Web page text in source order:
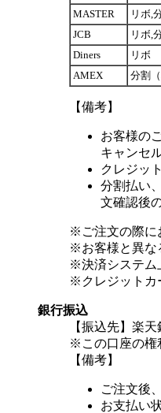
MASTER
リボ,
JCB
リボ,
Diners
リボ
AMEX
分割
【備考】
お客様の
キャンセ
クレジッ
分割払い
文確認後
※ご注文の際に
※お客様と異な
※決済システム
※クレジットカ
銀行振込
【振込先】楽
※この口座の権
【備考】
ご注文後
お支払い